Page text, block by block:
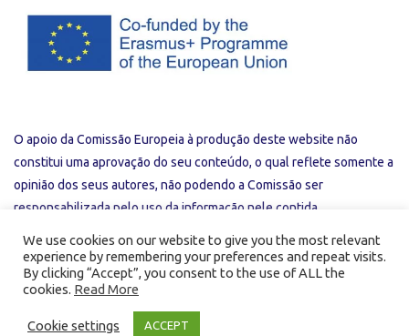
O apoio da Comissão Europeia à produção deste website não
constitui uma aprovação do seu conteúdo, o qual reflete somente a
opinião dos seus autores, não podendo a Comissão ser
responsabilizada pelo uso da informação nele contida.
Privacy Policy Useful Links
We use cookies on our website to give you the most relevant
experience by remembering your preferences and repeat visits.
By clicking “Accept”, you consent to the use of ALL the
cookies. Read More
Cookie settings ACCEPT